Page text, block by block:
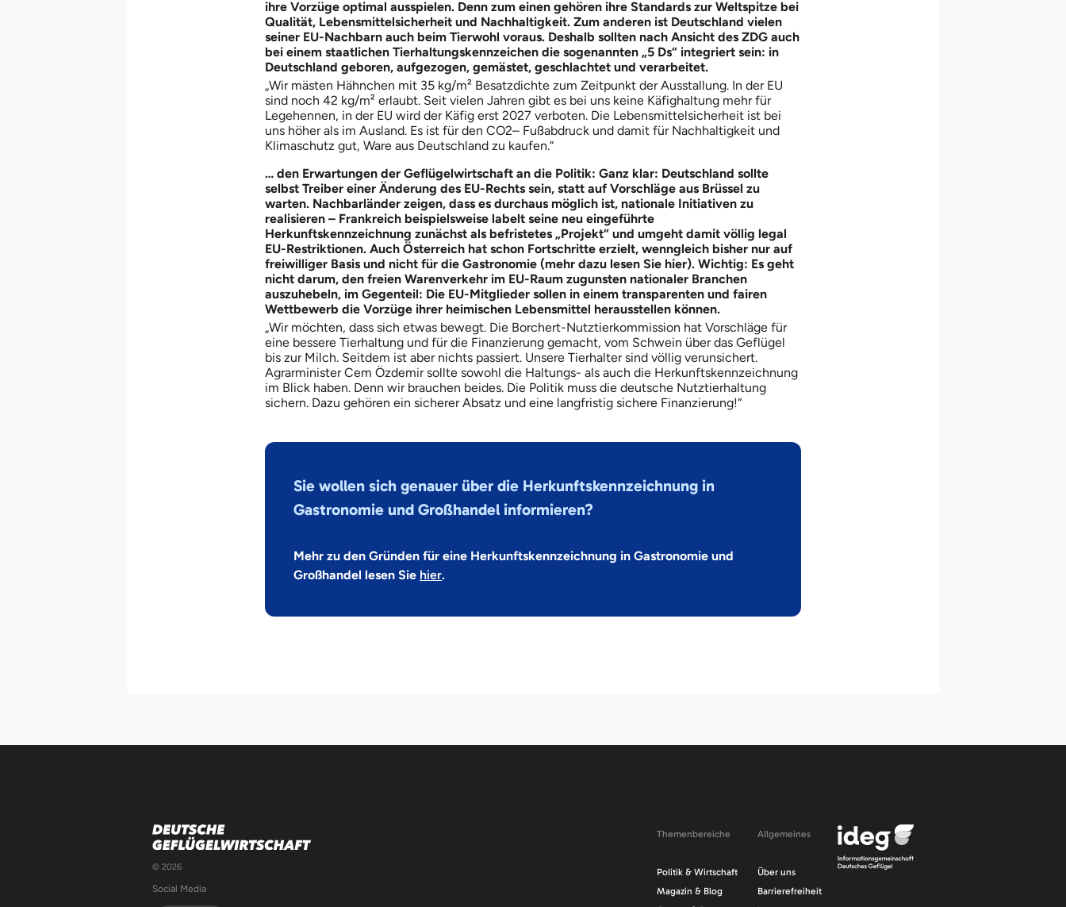
ihre Vorzüge optimal ausspielen. Denn zum einen gehören ihre Standards zur Weltspitze bei
Qualität, Lebensmittelsicherheit und Nachhaltigkeit. Zum anderen ist Deutschland vielen
seiner EU-Nachbarn auch beim Tierwohl voraus. Deshalb sollten nach Ansicht des ZDG auch
bei einem staatlichen Tierhaltungskennzeichen die sogenannten „5 Ds“ integriert sein: in
Deutschland geboren, aufgezogen, gemästet, geschlachtet und verarbeitet.
„Wir mästen Hähnchen mit 35 kg/m² Besatzdichte zum Zeitpunkt der Ausstallung. In der EU
sind noch 42 kg/m² erlaubt. Seit vielen Jahren gibt es bei uns keine Käfighaltung mehr für
Legehennen, in der EU wird der Käfig erst 2027 verboten. Die Lebensmittelsicherheit ist bei
uns höher als im Ausland. Es ist für den CO2– Fußabdruck und damit für Nachhaltigkeit und
Klimaschutz gut, Ware aus Deutschland zu kaufen.“
… den Erwartungen der Geflügelwirtschaft an die Politik: Ganz klar: Deutschland sollte
selbst Treiber einer Änderung des EU-Rechts sein, statt auf Vorschläge aus Brüssel zu
warten. Nachbarländer zeigen, dass es durchaus möglich ist, nationale Initiativen zu
realisieren – Frankreich beispielsweise labelt seine neu eingeführte
Herkunftskennzeichnung zunächst als befristetes „Projekt“ und umgeht damit völlig legal
EU-Restriktionen. Auch Österreich hat schon Fortschritte erzielt, wenngleich bisher nur auf
freiwilliger Basis und nicht für die Gastronomie (mehr dazu lesen Sie hier). Wichtig: Es geht
nicht darum, den freien Warenverkehr im EU-Raum zugunsten nationaler Branchen
auszuhebeln, im Gegenteil: Die EU-Mitglieder sollen in einem transparenten und fairen
Wettbewerb die Vorzüge ihrer heimischen Lebensmittel herausstellen können.
„Wir möchten, dass sich etwas bewegt. Die Borchert-Nutztierkommission hat Vorschläge für
eine bessere Tierhaltung und für die Finanzierung gemacht, vom Schwein über das Geflügel
bis zur Milch. Seitdem ist aber nichts passiert. Unsere Tierhalter sind völlig verunsichert.
Agrarminister Cem Özdemir sollte sowohl die Haltungs- als auch die Herkunftskennzeichnung
im Blick haben. Denn wir brauchen beides. Die Politik muss die deutsche Nutztierhaltung
sichern. Dazu gehören ein sicherer Absatz und eine langfristig sichere Finanzierung!“
Sie wollen sich genauer über die Herkunftskennzeichnung in
Gastronomie und Großhandel informieren?
Mehr zu den Gründen für eine Herkunftskennzeichnung in Gastronomie und
Großhandel lesen Sie hier.
© 2026
Social Media
Themenbereiche
Politik & Wirtschaft
Magazin & Blog
Allgemeines
Über uns
Barrierefreiheit